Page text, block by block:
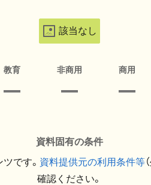
該当なし
教育 非商用 商用
資料固有の条件
です。 資料提供元の利用条件等
確認ください。